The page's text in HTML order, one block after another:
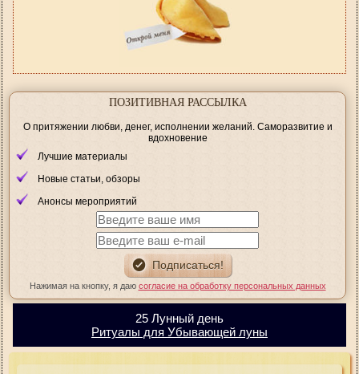
ПОЗИТИВНАЯ РАССЫЛКА
О притяжении любви, денег, исполнении желаний. Саморазвитие и
вдохновение
Лучшие материалы
Новые статьи, обзоры
Анонсы мероприятий
Нажимая на кнопку, я даю согласие на обработку персональных данных
25 Лунный день
Ритуалы для Убывающей луны